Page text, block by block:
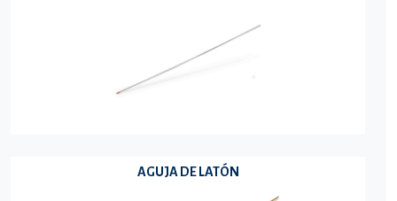
AGUJA DE LATÓN